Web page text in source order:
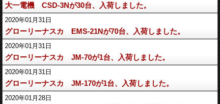
大一電機 CSD-3Nが30台、入荷しました。
2020年01月31日
グローリーナスカ EMS-21Nが70台、入荷しました。
2020年01月31日
グローリーナスカ JM-70が1台、入荷しました。
2020年01月31日
グローリーナスカ JM-170が1台、入荷しました。
2020年01月28日